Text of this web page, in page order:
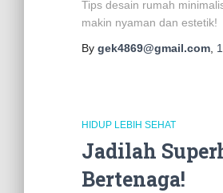
Tips desain rumah
makin nyaman dan estetik!
By gek4869@gmail.com
HIDUP LEBIH SEHAT
Jadilah
Bertenaga!